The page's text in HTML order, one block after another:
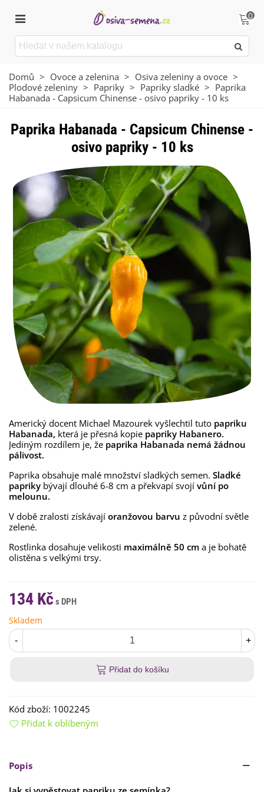
0
Domů > Ovoce a zelenina > Osiva zeleniny a ovoce >
Plodové zeleniny > Papriky > Papriky sladké > Paprika
Habanada - Capsicum Chinense - osivo papriky - 10 ks
Paprika Habanada - Capsicum Chinense -
osivo papriky - 10 ks
Americký docent Michael Mazourek vyšlechtil tuto papriku
Habanada, která je přesná kopie papriky Habanero.
Jediným rozdílem je, že paprika Habanada nemá žádnou
pálivost.
Paprika obsahuje malé množství sladkých semen. Sladké
papriky bývají dlouhé 6-8 cm a překvapí svojí vůní po
melounu.
V době zralosti získávají oranžovou barvu z původní světle
zelené.
Rostlinka dosahuje velikosti maximálně 50 cm a je bohatě
olistěna s velkými trsy.
134 Kč
Skladem
- +
Přidat do košíku
Kód zboží: 1002245
Přidat k oblíbeným
Popis